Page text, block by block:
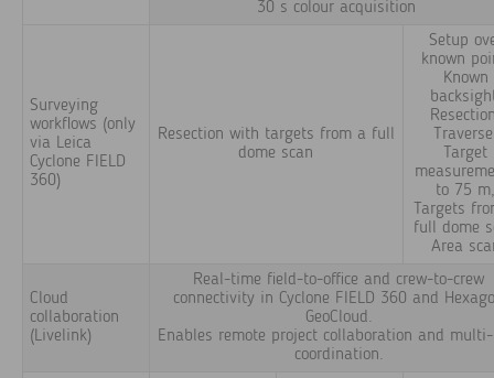
30 s colour acquisition
Surveying
workflows (only
via Leica
Cyclone FIELD
360)
Resection with targets from a full
dome scan
Setup
known
Known
Target
to 75
Targets
full dome
Area
Cloud
collaboration
(Livelink)
Real-time field-to-office and crew-to-crew
connectivity in Cyclone FIELD 360 and
GeoCloud.
Enables remote project collaboration and
coordination.